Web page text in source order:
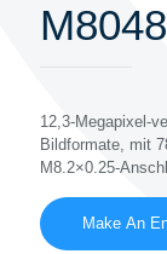
12,3-Megapixel-
Bildformate, mit
M8.2×0.25-